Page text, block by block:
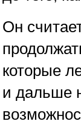
Он
которые
и дальше